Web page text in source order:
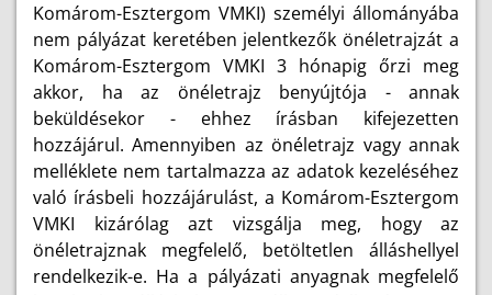
Komárom-Esztergom VMKI) személyi állományába
nem pályázat keretében jelentkezők önéletrajzát a
Komárom-Esztergom VMKI 3 hónapig őrzi meg
akkor, ha az önéletrajz benyújtója - annak
beküldésekor - ehhez írásban kifejezetten
hozzájárul. Amennyiben az önéletrajz vagy annak
melléklete nem tartalmazza az adatok kezeléséhez
való írásbeli hozzájárulást, a Komárom-Esztergom
VMKI kizárólag azt vizsgálja meg, hogy az
önéletrajznak megfelelő, betöltetlen álláshellyel
rendelkezik-e. Ha a pályázati anyagnak megfelelő